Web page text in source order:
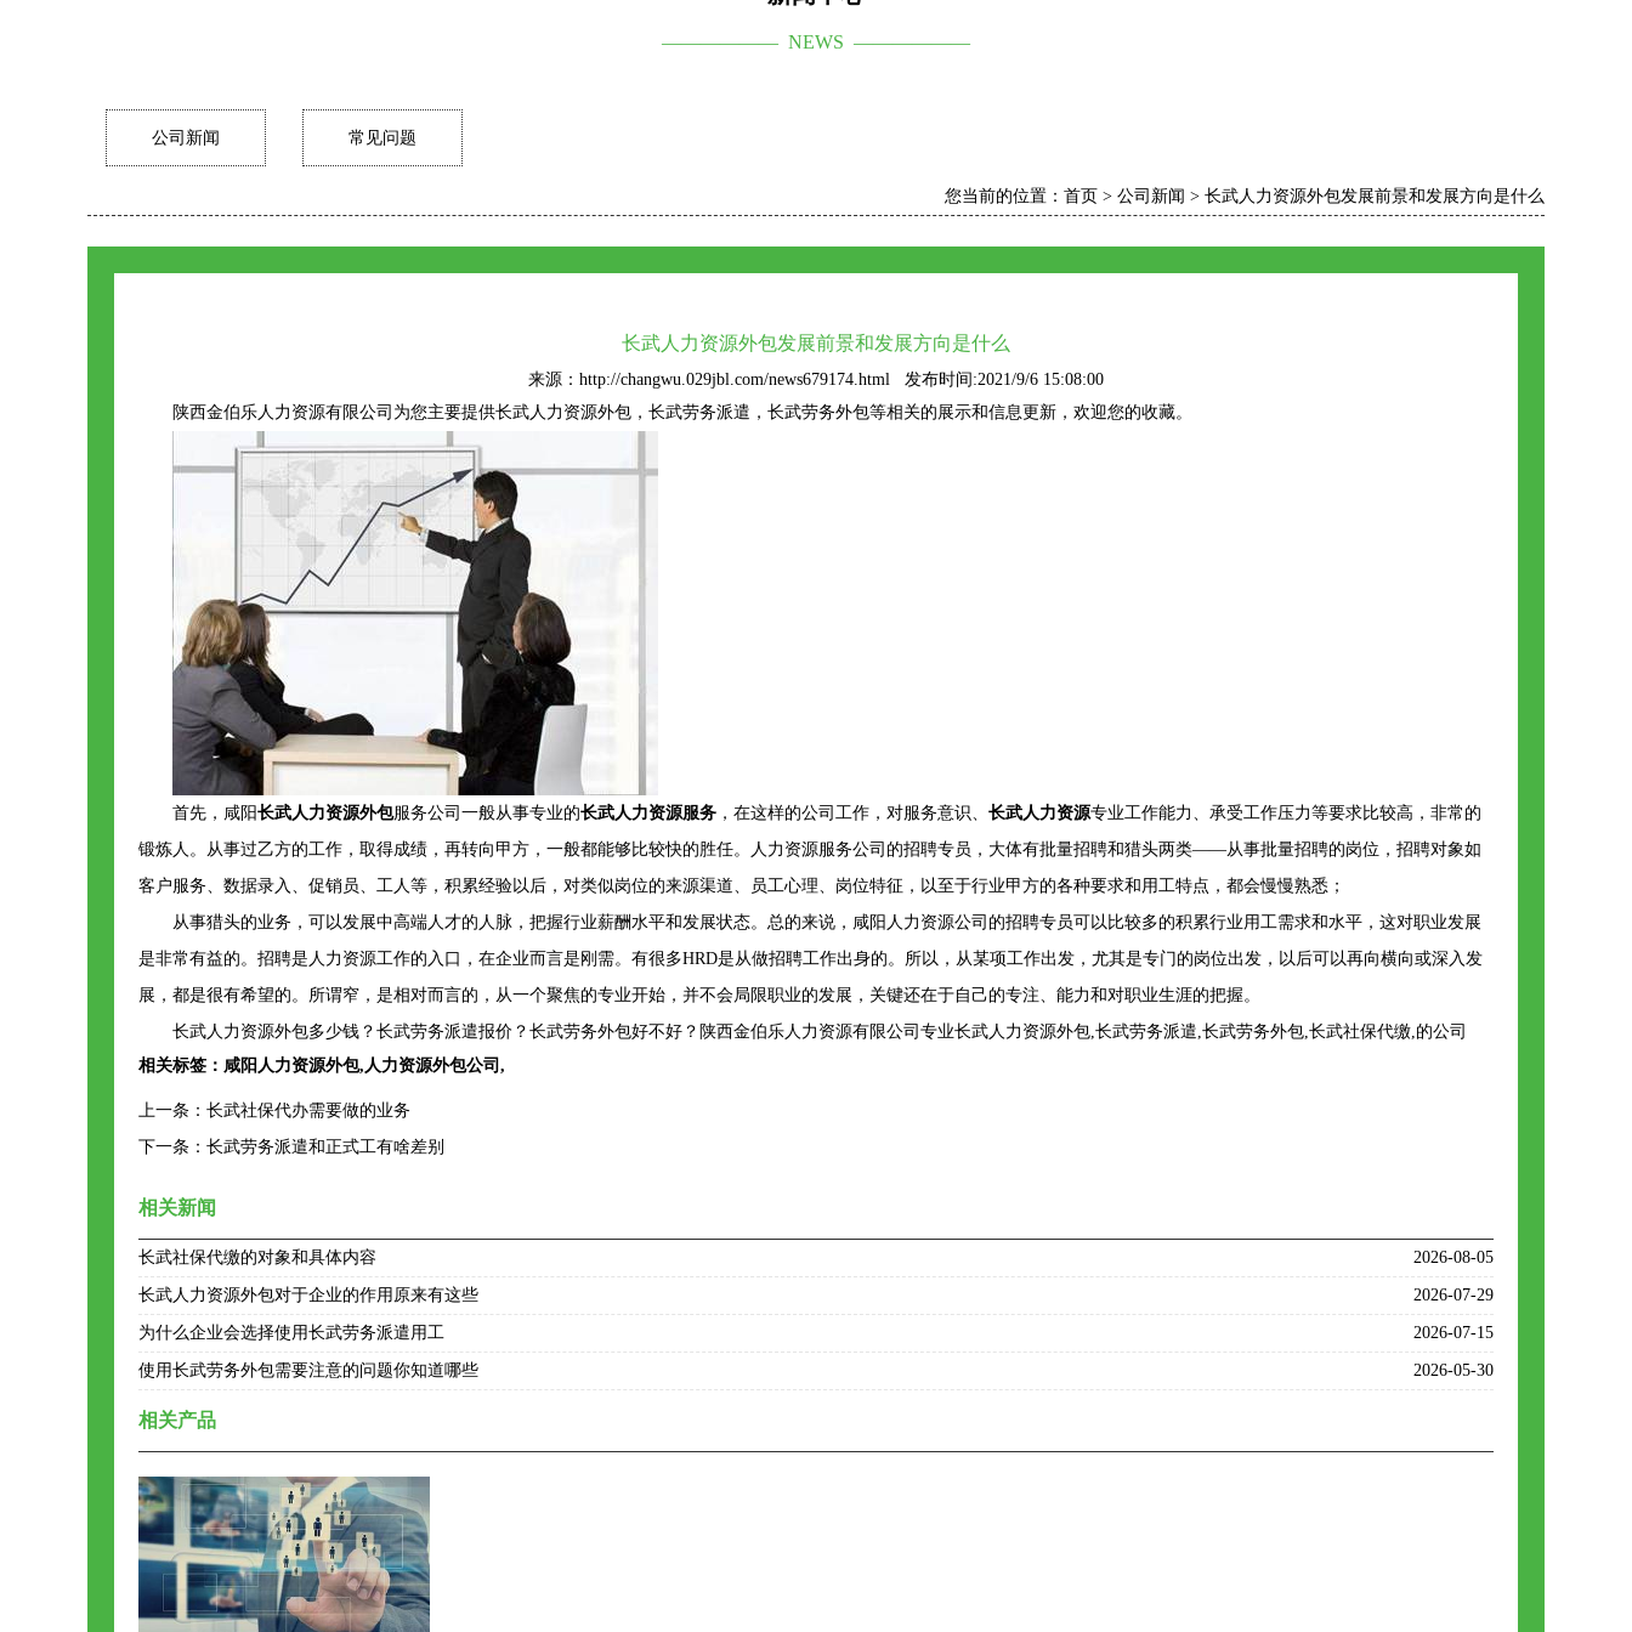
—————— NEWS ——————
公司新闻 常见问题
您当前的位置： 首页 > 公司新闻 > 长武人力资源外包发展前景和发展方向是什么
长武人力资源外包发展前景和发展方向是什么
来源：http://changwu.029jbl.com/news679174.html 发布时间:2021/9/6 15:08:00
陕西金伯乐人力资源有限公司为您主要提供长武人力资源外包 ，长武劳务派遣，长武劳务外包等相关的展示和信息更新，欢迎您的收藏。
首先，咸阳长武人力资源外包服务公司一般从事专业的长武人力资源服务 ，在这样的公司工作，对服务意识、 长武人力资源专业工作能力、承受工作压力等要求比较高，非常的
锻炼人。从事过乙方的工作，取得成绩，再转向甲方，一般都能够比较快的胜任。人力资源服务公司的招聘专员，大体有批量招聘和猎头两类——从事批量招聘的岗位，招聘对象如
客户服务、数据录入、促销员、工人等，积累经验以后，对类似岗位的来源渠道、员工心理、岗位特征，以至于行业甲方的各种要求和用工特点，都会慢慢熟悉；
从事猎头的业务，可以发展中高端人才的人脉，把握行业薪酬水平和发展状态。总的来说，咸阳人力资源公司的招聘专员可以比较多的积累行业用工需求和水平，这对职业发展
是非常有益的。招聘是人力资源工作的入口，在企业而言是刚需。有很多HRD是从做招聘工作出身的。所以，从某项工作出发，尤其是专门的岗位出发，以后可以再向横向或深入发
展，都是很有希望的。所谓窄，是相对而言的，从一个聚焦的专业开始，并不会局限职业的发展，关键还在于自己的专注、能力和对职业生涯的把握。
长武人力资源外包多少钱？长武劳务派遣报价？长武劳务外包好不好？陕西金伯乐人力资源有限公司专业长武人力资源外包,长武劳务派遣,长武劳务外包,长武社保代缴,的公司
相关标签： 咸阳人力资源外包, 人力资源外包公司 ,
上一条： 长武社保代办需要做的业务
下一条： 长武劳务派遣和正式工有啥差别
相关新闻
长武社保代缴的对象和具体内容 2026-08-05
长武人力资源外包对于企业的作用原来有这些 2026-07-29
为什么企业会选择使用长武劳务派遣用工 2026-07-15
使用长武劳务外包需要注意的问题你知道哪些 2026-05-30
相关产品